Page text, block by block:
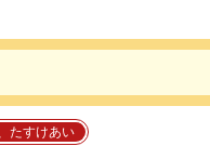
たすけあい